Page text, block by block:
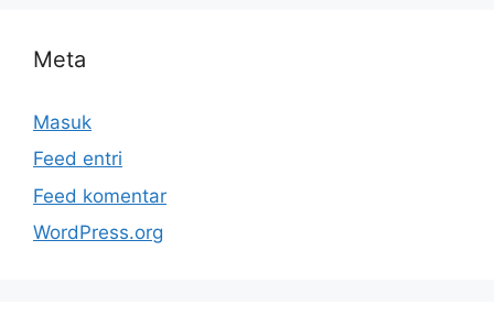
Meta
Masuk
Feed entri
Feed komentar
WordPress.org